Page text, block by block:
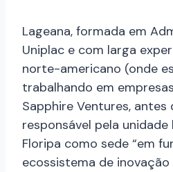
Lageana, formada em
Uniplac e com larga
norte-americano (onde
trabalhando em
Sapphire Ventures, antes
responsável pela
Floripa como sede “em
ecossistema de